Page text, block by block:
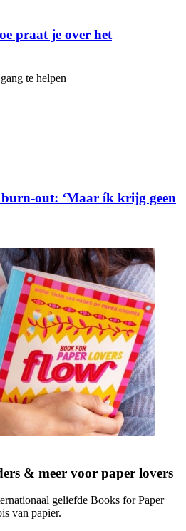
praat je over het
te helpen
burn-out: ‘Maar ík krijg geen
& meer voor paper lovers
geliefde Books for Paper
van papier.